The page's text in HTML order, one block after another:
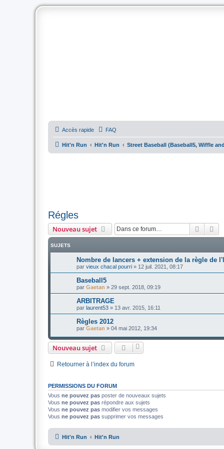
Accès rapide FAQ
Hit'n Run Hit'n Run Street Baseball (Baseball5, Wiffle
Régles
Nouveau sujet
SUJETS
Nombre de lancers + extension de la règle de
par vieux chacal pourri » 12 juil. 2021, 08:17
Baseball5
par Gaetan » 29 sept. 2018, 09:19
ARBITRAGE
par laurent53 » 13 avr. 2015, 16:11
Règles 2012
par Gaetan » 04 mai 2012, 19:34
Nouveau sujet
Retourner à l’index du forum
PERMISSIONS DU FORUM
Vous ne pouvez pas poster de nouveaux sujets
Vous ne pouvez pas répondre aux sujets
Vous ne pouvez pas modifier vos messages
Vous ne pouvez pas supprimer vos messages
Hit'n Run Hit'n Run